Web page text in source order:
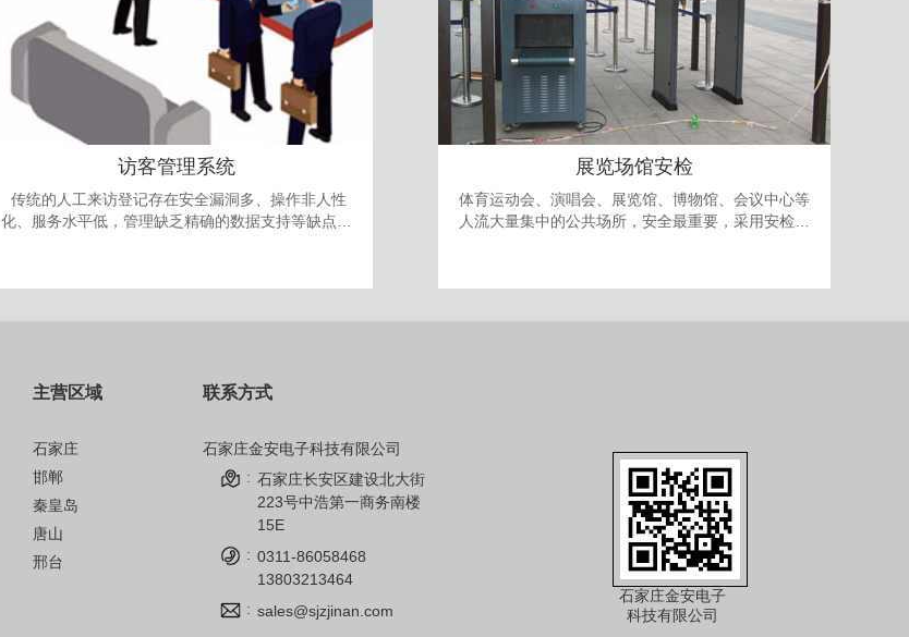
访客管理系统
传统的人工来访登记存在安全漏洞多、操作非人性
化、服务水平低，管理缺乏精确的数据支持等缺点。
要求，进入单位进行作案。发案后追查却有可能发现
访客机管理系统，技术先进、操作简单、性能可靠，
构、公安、院校安全保卫管理的得力助手。
展览场馆安检
体育运动会、演唱会、展览馆、博物馆、会议中心等
人流大量集中的公共场所，安全最重要，采用安检门
时还需要考虑最多人流量的问题，以免人员过多发生
主营区域
石家庄
邯郸
秦皇岛
唐山
邢台
联系方式
石家庄金安电子科技有限公司
: 石家庄长安区建设北大街
223号中浩第一商务南楼
15E
: 0311-86058468
13803213464
: sales@sjzjinan.com
石家庄金安电子
科技有限公司